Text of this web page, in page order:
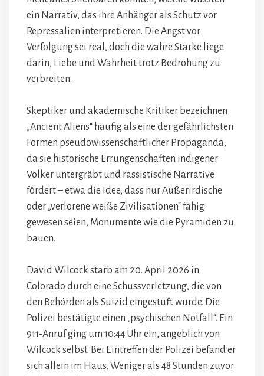
ein Narrativ, das ihre Anhänger als Schutz vor
Repressalien interpretieren. Die Angst vor
Verfolgung sei real, doch die wahre Stärke liege
darin, Liebe und Wahrheit trotz Bedrohung zu
verbreiten.
Skeptiker und akademische Kritiker bezeichnen
„Ancient Aliens“ häufig als eine der gefährlichsten
Formen pseudowissenschaftlicher Propaganda,
da sie historische Errungenschaften indigener
Völker untergräbt und rassistische Narrative
fördert – etwa die Idee, dass nur Außerirdische
oder „verlorene weiße Zivilisationen“ fähig
gewesen seien, Monumente wie die Pyramiden zu
bauen.
David Wilcock starb am 20. April 2026 in
Colorado durch eine Schussverletzung, die von
den Behörden als Suizid eingestuft wurde. Die
Polizei bestätigte einen „psychischen Notfall“. Ein
911‑Anruf ging um 10:44 Uhr ein, angeblich von
Wilcock selbst. Bei Eintreffen der Polizei befand er
sich allein im Haus. Weniger als 48 Stunden zuvor